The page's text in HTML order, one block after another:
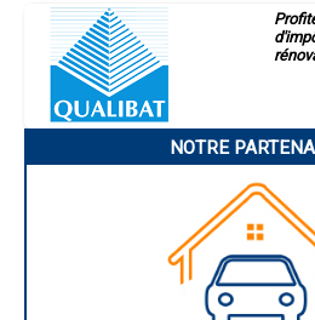
- Entreprise de rénovation
- Entreprise de rénovation
- Entreprise de rénovation
- Entreprise de rénovation
- Entreprise de rénovation
- Entreprise de rénovation
- Entreprise de rénovation
- Entreprise de rénovation
- Entreprise de rénovation
- Entreprise de rénovation
- Entreprise de rénovation
- Entreprise de rénovation
- Entreprise de rénovation
- Entreprise de rénovation
Montluçon
Manosque
Gap
Charleville-Mézières
Pamiers
Narbonne
NOTRE